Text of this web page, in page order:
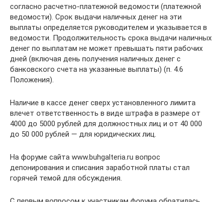
согласно расчетно-платежной ведомости (платежной
ведомости). Срок выдачи наличных денег на эти
выплаты определяется руководителем и указывается в
ведомости. Продолжительность срока выдачи наличных
денег по выплатам не может превышать пяти рабочих
дней (включая день получения наличных денег с
банковского счета на указанные выплаты) (п. 4.6
Положения).
Наличие в кассе денег сверх установленного лимита
влечет ответственность в виде штрафа в размере от
4000 до 5000 рублей для должностных лиц и от 40 000
до 50 000 рублей — для юридических лиц.
На форуме сайта www.buhgalteria.ru вопрос
депонирования и списания заработной платы стал
горячей темой для обсуждения.